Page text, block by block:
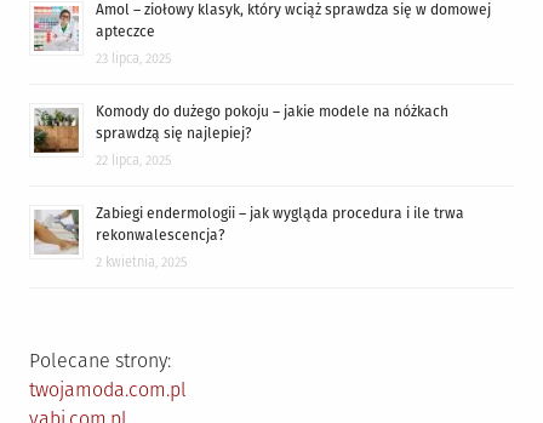
Amol – ziołowy klasyk, który wciąż sprawdza się w domowej
apteczce
23 lipca, 2025
Komody do dużego pokoju – jakie modele na nóżkach
sprawdzą się najlepiej?
22 lipca, 2025
Zabiegi endermologii – jak wygląda procedura i ile trwa
rekonwalescencja?
2 kwietnia, 2025
Polecane strony:
twojamoda.com.pl